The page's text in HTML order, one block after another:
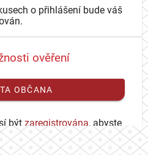
o přihlášení bude váš
ověření
OBČANA
být zaregistrována, abyste
CAS účtu.